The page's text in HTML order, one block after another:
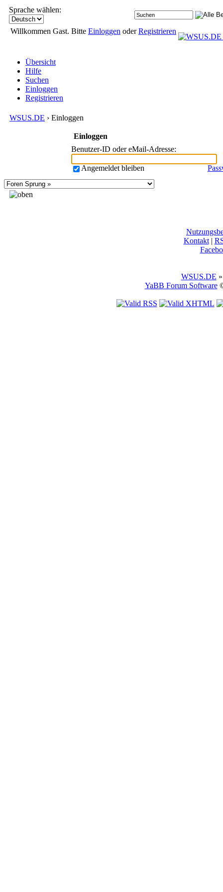
Sprache wählen:
Willkommen Gast. Bitte Einloggen oderRegistrieren
Übersicht
Hilfe
Suchen
Einloggen
Registrieren
WSUS.DE › Einloggen
Einloggen
Benutzer-ID oder eMail-Adresse:
Angemeldet bleiben
Kontakt|
WSUS.DE
YaBB Forum Software©